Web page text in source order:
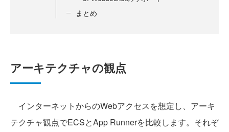
まとめ
アーキテクチャの観点
インターネットからのWebアクセスを想定し、アーキ
テクチャ観点でECSとApp Runnerを比較します。それぞ